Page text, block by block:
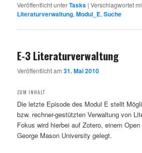
Veröffentlicht unterTasks |Verschlagwortet
Literaturverwaltung,Modul_E,Suche
E-3 Literaturverwaltung
Veröffentlicht am31. Mai 2010
ZUM INHALT
Die letzte Episode des Modul E stellt
bzw. rechner-gestützten Verwaltung von
Fokus wird hierbei auf Zotero, einem
George Mason University gelegt.